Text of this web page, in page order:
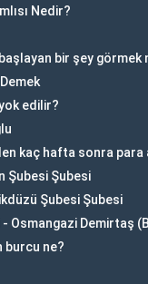
Nedir?
bir şey görmek
edilir?
kaç hafta sonra para
Şubesi Şubesi
Şubesi Şubesi
- Osmangazi Demirtaş
burcu ne?